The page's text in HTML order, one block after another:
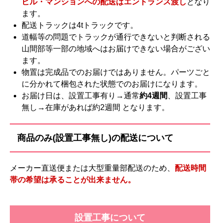
ビル・マンションへの配送はエントランス渡し となり
ます。
配送トラックは4tトラックです。
道幅等の問題でトラックが通行できないと判断される
山間部等一部の地域へはお届けできない場合がござい
ます。
物置は完成品でのお届けではありません。パーツごと
に分かれて梱包された状態でのお届けになります。
お届け日は、設置工事有り→通常約4週間
、設置工事
無し→在庫があれば約2週間 となります。
商品のみ(設置工事無し)の配送について
メーカー直送便または大型重量部配送のため、 配送時間
帯の希望は承ることが出来ません。
設置工事について